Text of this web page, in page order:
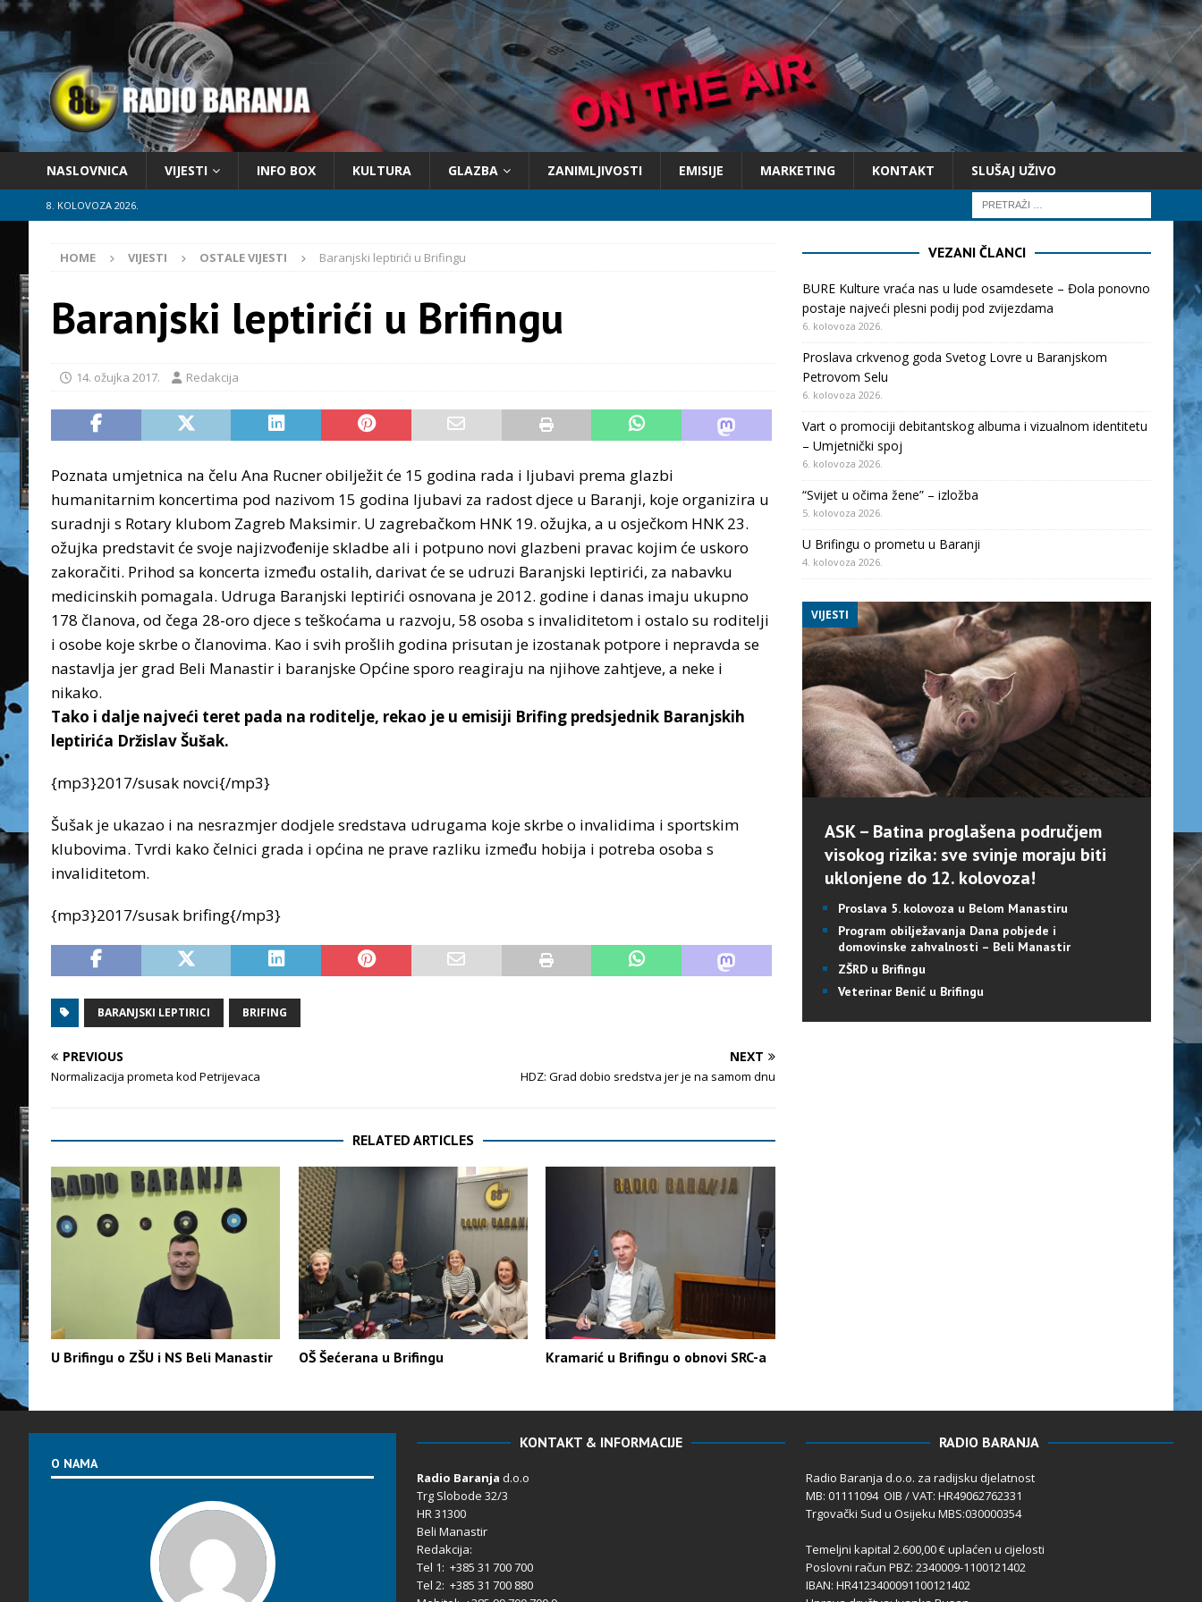
NASLOVNICA VIJESTI INFO BOX KULTURA GLAZBA ZANIMLJIVOSTI EMISIJE MARKETING KONTAKT SLUŠAJ UŽIVO
8. KOLOVOZA 2026.
HOME VIJESTI OSTALE VIJESTI Baranjski leptirići u Brifingu
Baranjski leptirići u Brifingu
14. ožujka 2017. Redakcija
Poznata umjetnica na čelu Ana Rucner obilježit će 15 godina rada i ljubavi prema glazbi
humanitarnim koncertima pod nazivom 15 godina ljubavi za radost djece u Baranji, koje organizira u
suradnji s Rotary klubom Zagreb Maksimir. U zagrebačkom HNK 19. ožujka, a u osječkom HNK 23.
ožujka predstavit će svoje najizvođenije skladbe ali i potpuno novi glazbeni pravac kojim će uskoro
zakoračiti. Prihod sa koncerta između ostalih, darivat će se udruzi Baranjski leptirići, za nabavku
medicinskih pomagala. Udruga Baranjski leptirići osnovana je 2012. godine i danas imaju ukupno
178 članova, od čega 28-oro djece s teškoćama u razvoju, 58 osoba s invaliditetom i ostalo su roditelji
i osobe koje skrbe o članovima. Kao i svih prošlih godina prisutan je izostanak potpore i nepravda se
nastavlja jer grad Beli Manastir i baranjske Općine sporo reagiraju na njihove zahtjeve, a neke i
nikako.
Tako i dalje najveći teret pada na roditelje, rekao je u emisiji Brifing predsjednik Baranjskih
leptirića Držislav Šušak.
{mp3}2017/susak novci{/mp3}
Šušak je ukazao i na nesrazmjer dodjele sredstava udrugama koje skrbe o invalidima i sportskim
klubovima. Tvrdi kako čelnici grada i općina ne prave razliku između hobija i potreba osoba s
invaliditetom.
{mp3}2017/susak brifing{/mp3}
BARANJSKI LEPTIRICI BRIFING
PREVIOUS
Normalizacija prometa kod Petrijevaca
NEXT
HDZ: Grad dobio sredstva jer je na samom dnu
RELATED ARTICLES
U Brifingu o ZŠU i NS Beli Manastir OŠ Šećerana u Brifingu Kramarić u Brifingu o obnovi SRC-a
VEZANI ČLANCI
BURE Kulture vraća nas u lude osamdesete – Đola ponovno
postaje najveći plesni podij pod zvijezdama
6. kolovoza 2026.
Proslava crkvenog goda Svetog Lovre u Baranjskom
Petrovom Selu
6. kolovoza 2026.
Vart o promociji debitantskog albuma i vizualnom identitetu
– Umjetnički spoj
6. kolovoza 2026.
“Svijet u očima žene” – izložba
5. kolovoza 2026.
U Brifingu o prometu u Baranji
4. kolovoza 2026.
VIJESTI
ASK – Batina proglašena područjem
visokog rizika: sve svinje moraju biti
uklonjene do 12. kolovoza!
Proslava 5. kolovoza u Belom Manastiru
Program obilježavanja Dana pobjede i
domovinske zahvalnosti – Beli Manastir
ZŠRD u Brifingu
Veterinar Benić u Brifingu
O NAMA
KONTAKT & INFORMACIJE
Radio Baranja d.o.o
Trg Slobode 32/3
HR 31300
Beli Manastir
Redakcija:
Tel 1: +385 31 700 700
Tel 2: +385 31 700 880
RADIO BARANJA
Radio Baranja d.o.o. za radijsku djelatnost
MB: 01111094 OIB / VAT: HR49062762331
Trgovački Sud u Osijeku MBS:030000354
Temeljni kapital 2.600,00 € uplaćen u cijelosti
Poslovni račun PBZ: 2340009-1100121402
IBAN: HR4123400091100121402